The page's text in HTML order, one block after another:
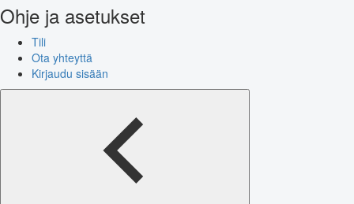
Ohje ja asetukset
Tili
Ota yhteyttä
Kirjaudu sisään